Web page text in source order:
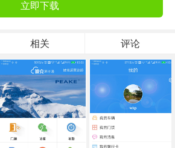
立即下载
相关 评论